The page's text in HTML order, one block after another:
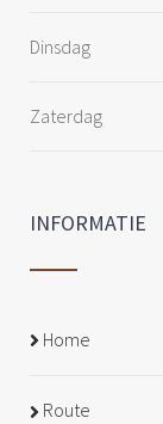
Dinsdag
Zaterdag
INFORMATIE
Home
Route